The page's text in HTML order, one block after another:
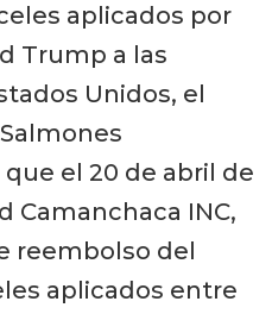
aplicados por
Trump a las
Unidos, el
el 20 de abril de
Camanchaca INC,
reembolso del
aplicados entre